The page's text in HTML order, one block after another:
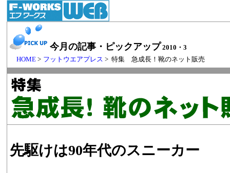
今月の記事・ピックアップ2010・3
HOME > フットウエアプレス> 特集 急成長！靴のネット販売
先駆けは90年代のスニーカー